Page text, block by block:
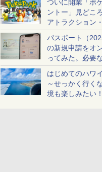
ついに開業「ポ
ントー」見どこ
アトラクション
配・来場前に必
パスポート（
の新規申請をオ
ってみた。必要
ホとマイナカー
はじめてのハワ
～せっかく行く
境も楽しみたい